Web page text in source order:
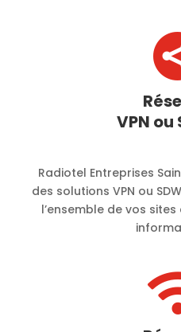
VPN ou
Radiotel Entreprises
des solutions VPN ou
l’ensemble de vos